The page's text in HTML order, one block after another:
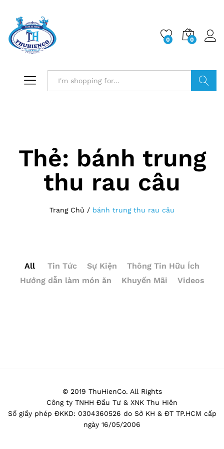
0 0
Thẻ: bánh trung
thu rau câu
Trang Chủ / bánh trung thu rau câu
All Tin Tức Sự Kiện
Thông Tin Hữu Ích
Hướng dẫn làm món ăn
Khuyến Mãi Videos
© 2019 ThuHienCo. All Rights
Công ty TNHH Đầu Tư & XNK Thu Hiên
Số giấy phép ĐKKD: 0304360526 do Sở KH & ĐT TP.HCM cấp
ngày 16/05/2006